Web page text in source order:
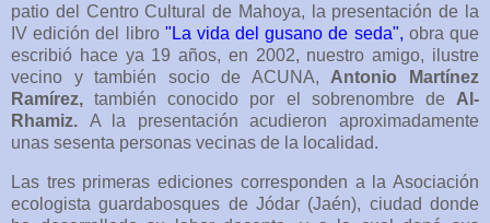
patio del Centro Cultural de Mahoya, la presentación de la
IV edición del libro "La vida del gusano de seda", obra que
escribió hace ya 19 años, en 2002, nuestro amigo, ilustre
vecino y también socio de ACUNA, Antonio Martínez
Ramírez, también conocido por el sobrenombre de Al-
Rhamiz. A la presentación acudieron aproximadamente
unas sesenta personas vecinas de la localidad.
Las tres primeras ediciones corresponden a la Asociación
ecologista guardabosques de Jódar (Jaén), ciudad donde